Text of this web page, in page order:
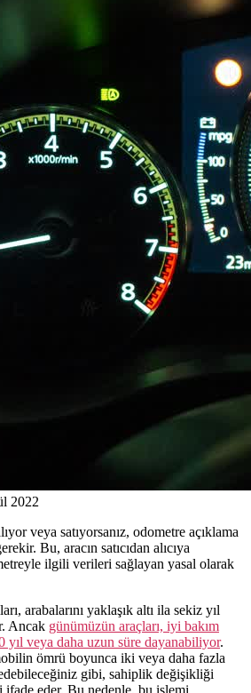
2022
veya satıyorsanız, odometre açıklama
Bu, aracın satıcıdan alıcıya
ilgili verileri sağlayan yasal olarak
arabalarını yaklaşık altı ila sekiz yıl
Ancak günümüzün araçları, iyi bakım
yıl veya daha uzun süre dayanabiliyor.
ömrü boyunca iki veya daha fazla
gibi, sahiplik değişikliği